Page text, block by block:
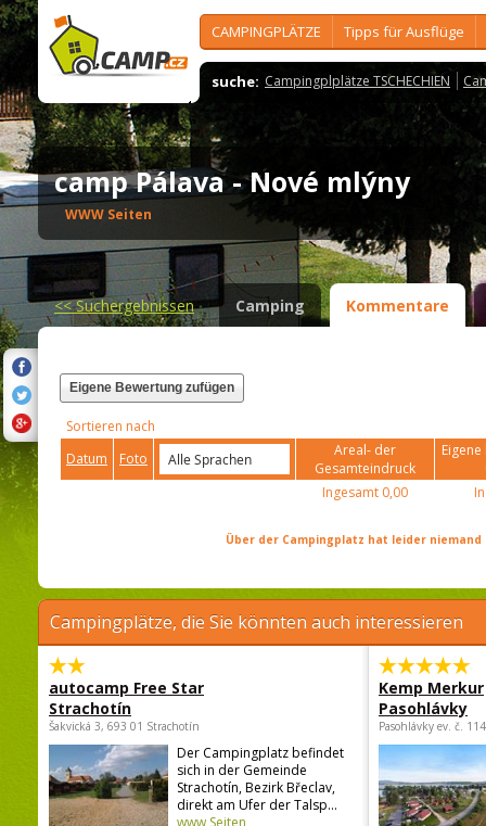
CAMPINGPLÄTZE Tipps für Ausflüge
suche: Campingplplätze TSCHECHIEN
camp Pálava - Nové mlýny
WWW Seiten
<<Suchergebnissen Camping Kommentare
Eigene Bewertung zufügen
Sortieren nach
Datum
Foto
Areal- der
Gesamteindruck
Ingesamt 0,00
Über der Campingplatz hat leider
Campingplätze, die Sie könnten auch interessieren
autocamp Free Star
Strachotín
Šakvická 3, 693 01 Strachotín
Der Campingplatz befindet
sich in der Gemeinde
Strachotín, Bezirk Břeclav,
direkt am Ufer der Talsp...
Kemp Merkur
Pasohlávky
Pasohlávky ev. č.